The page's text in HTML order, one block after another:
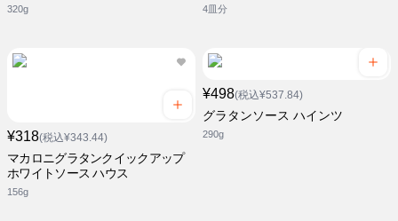
320g 4皿分
¥318(税込¥343.44)
マカロニグラタンクイックアップ
ホワイトソース ハウス
156g
¥498(税込¥537.84)
グラタンソース ハインツ
290g